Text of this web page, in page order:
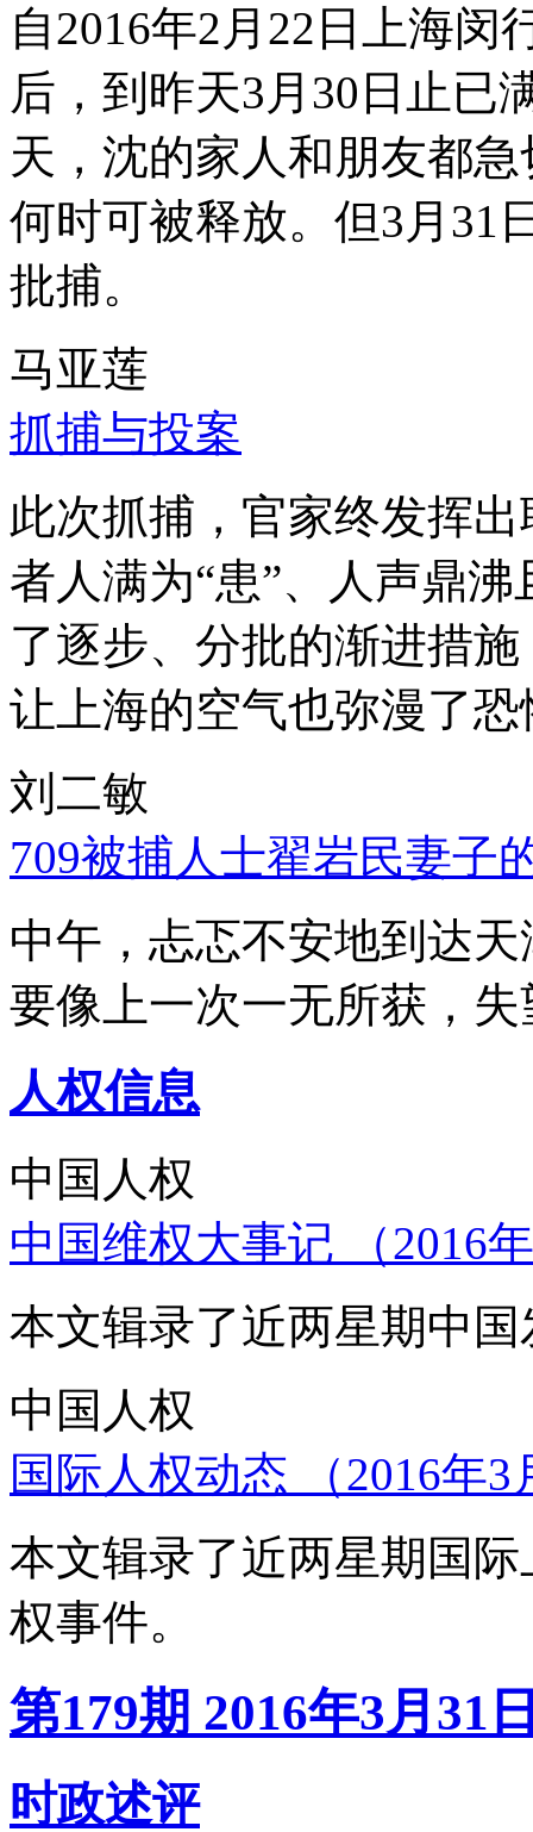
自2016年2月22日上海
后，到昨天3月30日止已
天，沈的家人和朋友都
何时可被释放。但3月31
批捕。
马亚莲
抓捕与投案
此次抓捕，官家终发挥
者人满为“患”、人声鼎
了逐步、分批的渐进措
让上海的空气也弥漫了
刘二敏
709被捕人士翟岩民妻子
中午，忐忑不安地到达
要像上一次一无所获，
人权信息
中国人权
中国维权大事记 （2016
本文辑录了近两星期中
中国人权
国际人权动态 （2016年
本文辑录了近两星期国
权事件。
第179期 2016年3月31
时政述评